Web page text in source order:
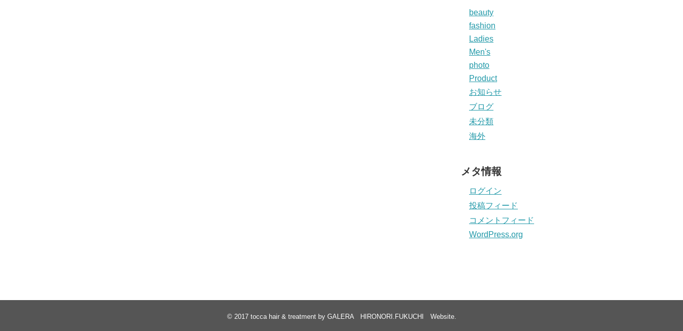
beauty
fashion
Ladies
Men's
photo
Product
お知らせ
ブログ
未分類
海外
メタ情報
ログイン
投稿フィード
コメントフィード
WordPress.org
© 2017 tocca hair & treatment by GALERA HIRONORI.FUKUCHI Website.